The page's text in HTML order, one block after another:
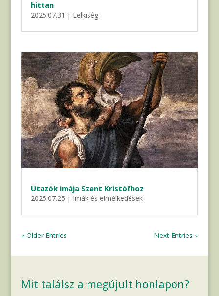
hittan
2025.07.31 | Lelkiség
Utazók imája Szent Kristófhoz
2025.07.25 | Imák és elmélkedések
« Older Entries Next Entries »
Mit találsz a megújult honlapon?